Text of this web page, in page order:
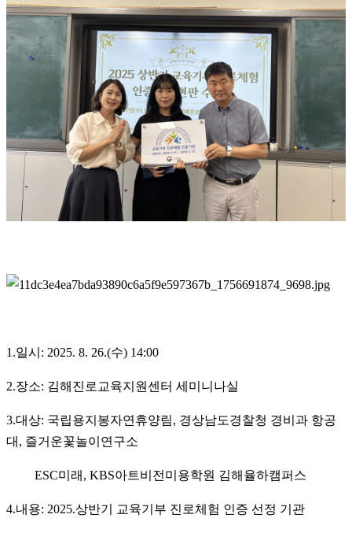
1.일시: 2025. 8. 26.(수) 14:00
2.장소: 김해진로교육지원센터 세미니나실
3.대상: 국립용지봉자연휴양림, 경상남도경찰청 경비과 항공
대, 즐거운꽃놀이연구소
ESC미래, KBS아트비전미용학원 김해율하캠퍼스
4.내용: 2025.상반기 교육기부 진로체험 인증 선정 기관